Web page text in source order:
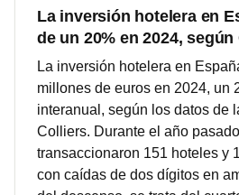
La inversión hotelera en
de un 20% en 2024,
La inversión hotelera en
millones de euros en 2024, un
interanual, según los datos de
Colliers. Durante el año
transaccionaron 151 hoteles y
con caídas de dos dígitos en